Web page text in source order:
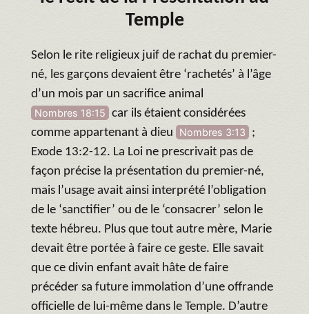
Temple
Selon le rite religieux juif de rachat du premier-
né, les garçons devaient être ‘rachetés’ à l’âge
d’un mois par un sacrifice animal
Nombres 18:15 car ils étaient considérées
comme appartenant à dieu
Nombres 3:13
;
Exode 13:2-12. La Loi ne prescrivait pas de
façon précise la présentation du premier-né,
mais l’usage avait ainsi interprété l’obligation
de le ‘sanctifier’ ou de le ‘consacrer’ selon le
texte hébreu. Plus que tout autre mère, Marie
devait être portée à faire ce geste. Elle savait
que ce divin enfant avait hâte de faire
précéder sa future immolation d’une offrande
officielle de lui-même dans le Temple. D’autre